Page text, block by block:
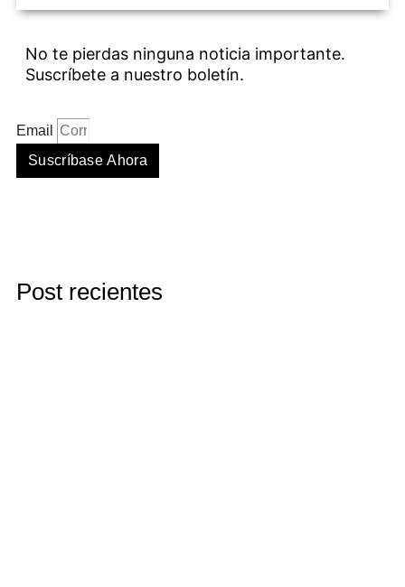
No te pierdas ninguna noticia importante.
Suscríbete a nuestro boletín.
Email
Suscríbase Ahora
Post recientes